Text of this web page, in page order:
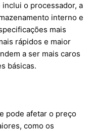
o processador, a
interno e
mais
rápidos e maior
a ser mais caros
básicas.
pode afetar o preço
como os